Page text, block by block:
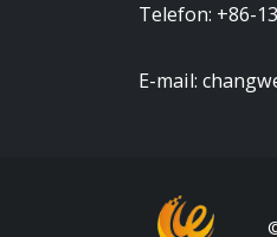
Telefon: +86-
E-mail: